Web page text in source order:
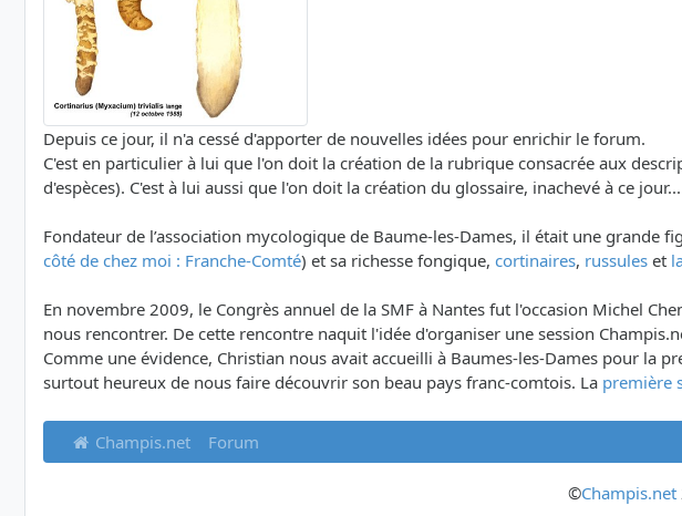
Depuis ce jour, il n'a cessé d'apporter de nouvelles idées pour enrichir le forum.
C'est en particulier à lui que l'on doit la création de la rubrique consacrée aux
d'espèces). C'est à lui aussi que l'on doit la création du glossaire, inachevé à ce jour...
Fondateur de l’association mycologique de Baume-les-Dames, il était une
côté de chez moi : Franche-Comté) et sa richesse fongique, cortinaires, russules et
En novembre 2009, le Congrès annuel de la SMF à Nantes fut l'occasion Michel
nous rencontrer. De cette rencontre naquit l'idée d'organiser une session
Comme une évidence, Christian nous avait accueilli à Baumes-les-Dames pour
surtout heureux de nous faire découvrir son beau pays franc-comtois. La première
Champis.net Forum
©Champis.net